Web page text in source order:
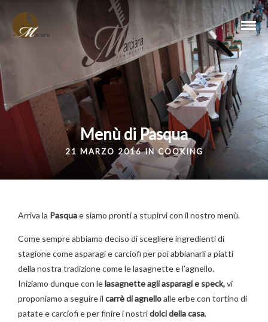
Menù di Pasqua
21 MARZO 2016 INCOOKING
Arriva la Pasquae siamo pronti a stupirvi con il nostro menù.
Come sempre abbiamo deciso di scegliere ingredienti di
stagione come asparagi e carciofi per poi abbianarli a piatti
della nostra tradizione come le lasagnette e l’agnello.
Iniziamo dunque con lelasagnette agli asparagi e speck,vi
proponiamo a seguire il carrè di agnelloalle erbe con tortino di
patate e carciofi e per finire i nostridolci della casa.